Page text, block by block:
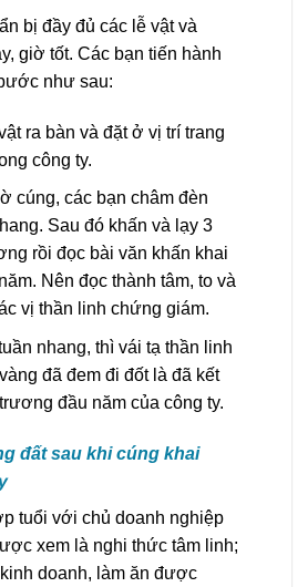
bị đầy đủ các lễ vật và
giờ tốt. Các bạn tiến hành
như sau:
ra bàn và đặt ở vị trí trang
công ty.
cúng, các bạn châm đèn
Sau đó khấn và lạy 3
rồi đọc bài văn khấn khai
Nên đọc thành tâm, to và
vị thần linh chứng giám.
nhang, thì vái tạ thần linh
đã đem đi đốt là đã kết
đầu năm của công ty.
đất sau khi cúng khai
tuổi với chủ doanh nghiệp
xem là nghi thức tâm linh;
doanh, làm ăn được